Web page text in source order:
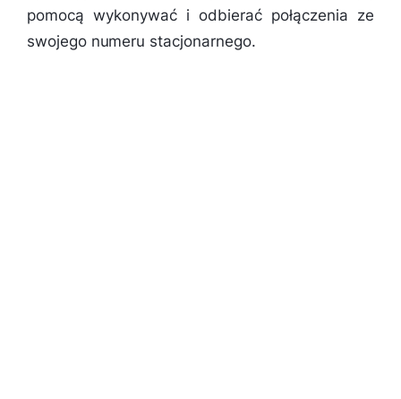
pomocą wykonywać i odbierać połączenia ze
swojego numeru stacjonarnego.